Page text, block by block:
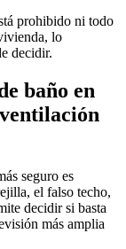
prohibido ni todo
lo
decidir.
baño en
seguro es
el falso techo,
decidir si basta
más amplia